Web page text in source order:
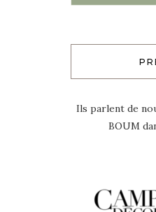
Ils parlent de
BOUM